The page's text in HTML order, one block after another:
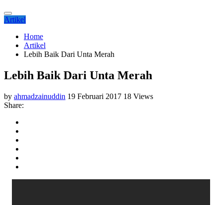
Artikel
Home
Artikel
Lebih Baik Dari Unta Merah
Lebih Baik Dari Unta Merah
by ahmadzainuddin 19 Februari 2017 18 Views
Share: